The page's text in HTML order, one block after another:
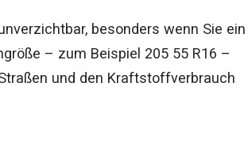
besonders wenn Sie ein
– zum Beispiel 205 55 R16 –
und den Kraftstoffverbrauch